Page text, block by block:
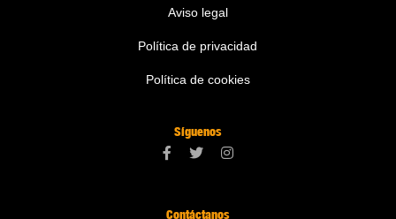
Aviso legal
Política de privacidad
Política de cookies
Síguenos
Contáctanos